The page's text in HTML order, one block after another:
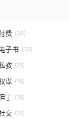
费 (35)
子书 (32)
教 (21)
谋 (18)
丁 (16)
交 (15)